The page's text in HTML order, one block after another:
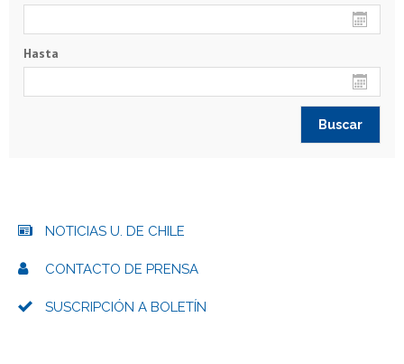
Hasta
NOTICIAS U. DE CHILE
CONTACTO DE PRENSA
SUSCRIPCIÓN A BOLETÍN